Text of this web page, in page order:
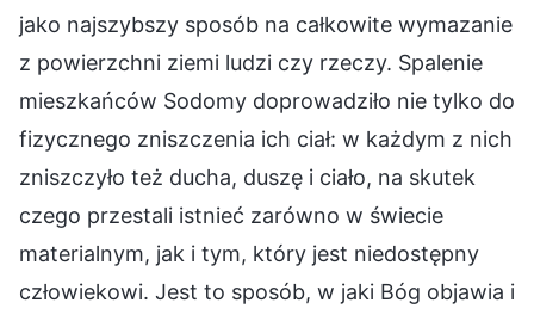
jako najszybszy sposób na całkowite wymazanie
z powierzchni ziemi ludzi czy rzeczy. Spalenie
mieszkańców Sodomy doprowadziło nie tylko do
fizycznego zniszczenia ich ciał: w każdym z nich
zniszczyło też ducha, duszę i ciało, na skutek
czego przestali istnieć zarówno w świecie
materialnym, jak i tym, który jest niedostępny
człowiekowi. Jest to sposób, w jaki Bóg objawia i